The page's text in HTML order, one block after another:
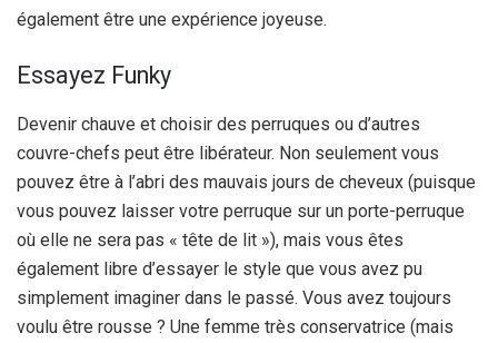
également être une expérience joyeuse.
Essayez Funky
Devenir chauve et choisir des perruques ou d’autres
couvre-chefs peut être libérateur. Non seulement vous
pouvez être à l’abri des mauvais jours de cheveux (puisque
vous pouvez laisser votre perruque sur un porte-perruque
où elle ne sera pas « tête de lit »), mais vous êtes
également libre d’essayer le style que vous avez pu
simplement imaginer dans le passé. Vous avez toujours
voulu être rousse ? Une femme très conservatrice (mais